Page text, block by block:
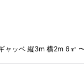
ャッベ 縦3m 横2m 6㎡